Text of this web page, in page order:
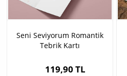
Seni Seviyorum Romantik
Tebrik Kartı
119,90 TL